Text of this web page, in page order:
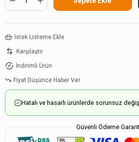
İstek Listeme Ekle
Karşılaştır
İndirimli Ürün
Fiyat Düşünce Haber Ver
Hatalı ve hasarlı ürünlerde sorunsuz
Güvenli Ödeme